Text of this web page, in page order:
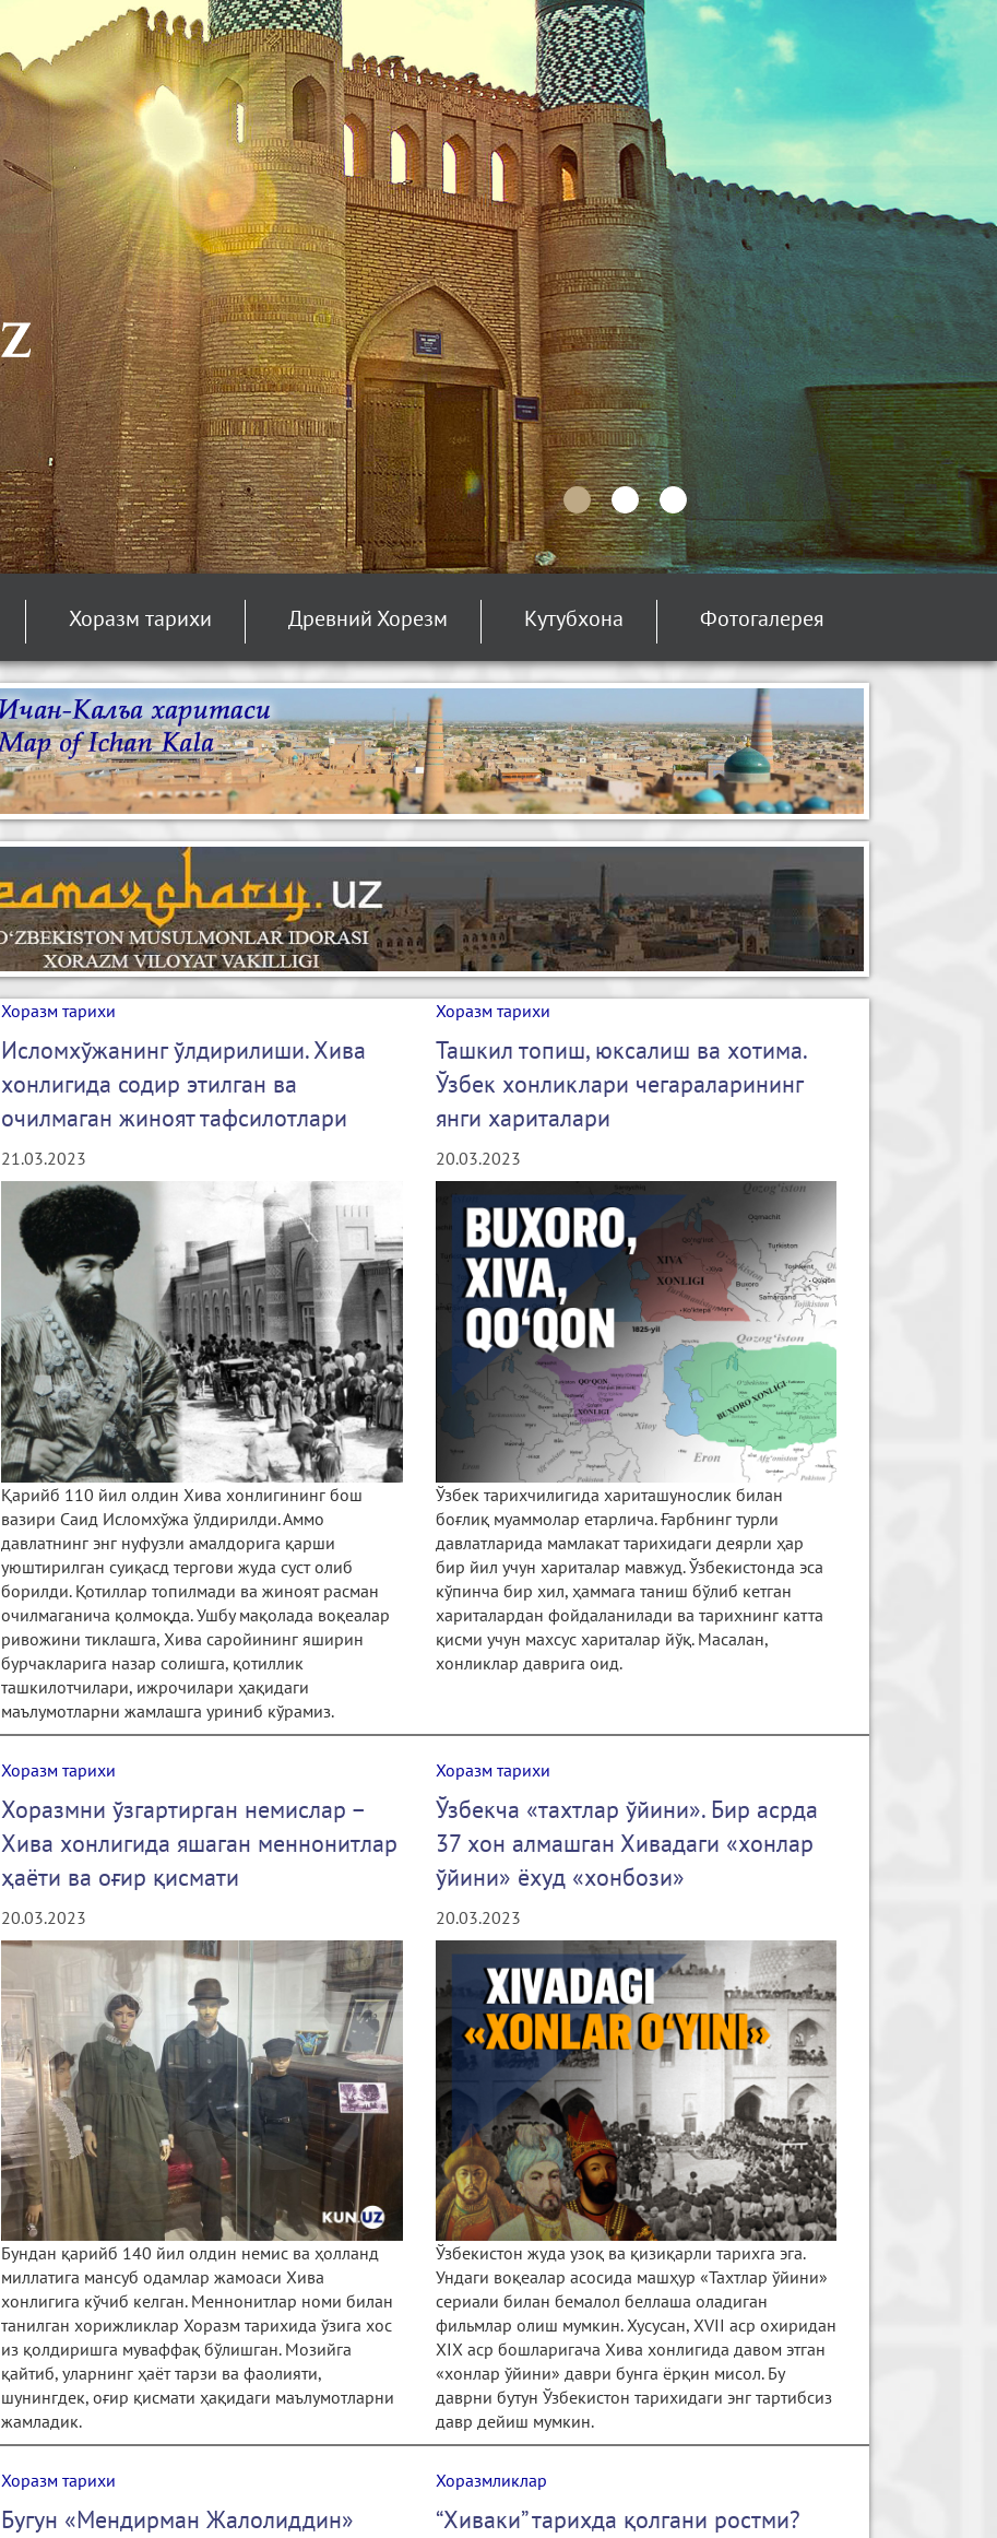
Хоразм тарихи Древний Хорезм Кутубхона Фотогалерея
Хоразм тарихи
Исломхўжанинг ўлдирилиши. Хива
хонлигида содир этилган ва
очилмаган жиноят тафсилотлари
21.03.2023
Қарийб 110 йил олдин Хива хонлигининг бош
вазири Саид Исломхўжа ўлдирилди. Аммо
давлатнинг энг нуфузли амалдорига қарши
уюштирилган суиқасд тергови жуда суст олиб
борилди. Қотиллар топилмади ва жиноят расман
очилмаганича қолмоқда. Ушбу мақолада воқеалар
ривожини тиклашга, Хива саройининг яширин
бурчакларига назар солишга, қотиллик
ташкилотчилари, ижрочилари ҳақидаги
маълумотларни жамлашга уриниб кўрамиз.
Хоразм тарихи
Ташкил топиш, юксалиш ва хотима.
Ўзбек хонликлари чегараларининг
янги хариталари
20.03.2023
Ўзбек тарихчилигида хариташунослик билан
боғлиқ муаммолар етарлича. Ғарбнинг турли
давлатларида мамлакат тарихидаги деярли ҳар
бир йил учун хариталар мавжуд. Ўзбекистонда эса
кўпинча бир хил, ҳаммага таниш бўлиб кетган
хариталардан фойдаланилади ва тарихнинг катта
қисми учун махсус хариталар йўқ. Масалан,
хонликлар даврига оид.
Хоразм тарихи
Хоразмни ўзгартирган немислар –
Хива хонлигида яшаган меннонитлар
ҳаёти ва оғир қисмати
20.03.2023
Бундан қарийб 140 йил олдин немис ва ҳолланд
миллатига мансуб одамлар жамоаси Хива
хонлигига кўчиб келган. Меннонитлар номи билан
танилган хорижликлар Хоразм тарихида ўзига хос
из қолдиришга муваффақ бўлишган. Мозийга
қайтиб, уларнинг ҳаёт тарзи ва фаолияти,
шунингдек, оғир қисмати ҳақидаги маълумотларни
жамладик.
Хоразм тарихи
Ўзбекча «тахтлар ўйини». Бир асрда
37 хон алмашган Хивадаги «хонлар
ўйини» ёхуд «хонбози»
20.03.2023
Ўзбекистон жуда узоқ ва қизиқарли тарихга эга.
Ундаги воқеалар асосида машҳур «Тахтлар ўйини»
сериали билан бемалол беллаша оладиган
фильмлар олиш мумкин. Хусусан, XVII аср охиридан
ХIХ аср бошларигача Хива хонлигида давом этган
«хонлар ўйини» даври бунга ёрқин мисол. Бу
даврни бутун Ўзбекистон тарихидаги энг тартибсиз
давр дейиш мумкин.
Хоразм тарихи
Бугун «Мендирман Жалолиддин»
Хоразмликлар
“Хиваки” тарихда қолгани ростми?